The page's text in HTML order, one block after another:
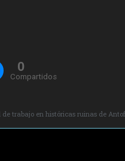
0
Compartidos
trabajo en históricas ruinas de